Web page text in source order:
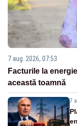
7 aug. 2026, 07:53
Facturile la
această toamnă
7